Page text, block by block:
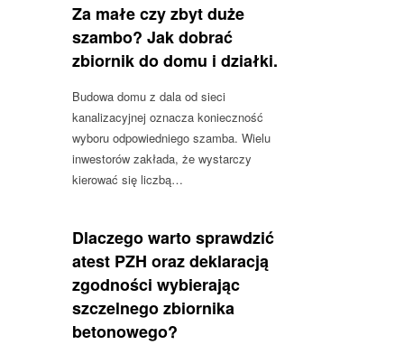
Za małe czy zbyt duże
szambo? Jak dobrać
zbiornik do domu i działki.
Budowa domu z dala od sieci
kanalizacyjnej oznacza konieczność
wyboru odpowiedniego szamba. Wielu
inwestorów zakłada, że wystarczy
kierować się liczbą…
Dlaczego warto sprawdzić
atest PZH oraz deklaracją
zgodności wybierając
szczelnego zbiornika
betonowego?